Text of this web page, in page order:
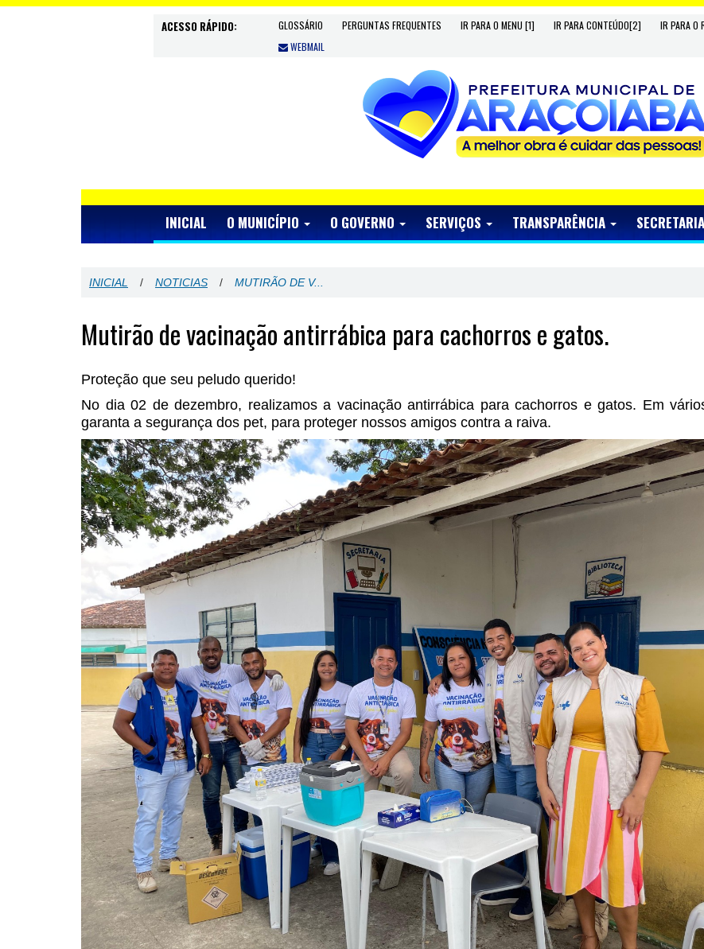
ACESSO RÁPIDO: GLOSSÁRIO PERGUNTAS FREQUENTES IR PARA O MENU [1] IR PARA CONTEÚDO[2] IR PARA O
WEBMAIL
INICIAL O MUNICÍPIO O GOVERNO SERVIÇOS TRANSPARÊNCIA
INICIAL / NOTICIAS / MUTIRÃO DE V...
Mutirão de vacinação antirrábica para cachorros e gatos.
Proteção que seu peludo querido!
No dia 02 de dezembro, realizamos a vacinação antirrábica para cachorros e gatos. Em
garanta a segurança dos pet, para proteger nossos amigos contra a raiva.